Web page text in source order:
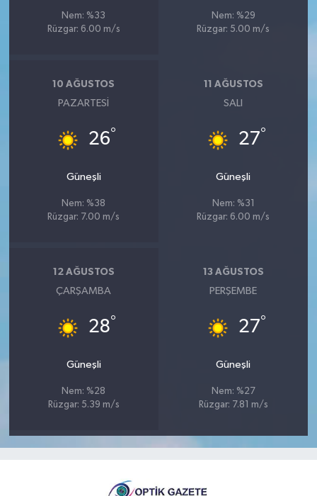
Nem: %33
Rüzgar: 6.00 m/s
Nem: %29
Rüzgar: 5.00 m/s
10 AĞUSTOS
PAZARTESI
26°
Güneşli
Nem: %38
Rüzgar: 7.00 m/s
11 AĞUSTOS
SALI
27°
Güneşli
Nem: %31
Rüzgar: 6.00 m/s
12 AĞUSTOS
ÇARŞAMBA
28°
Güneşli
Nem: %28
Rüzgar: 5.39 m/s
13 AĞUSTOS
PERŞEMBE
27°
Güneşli
Nem: %27
Rüzgar: 7.81 m/s